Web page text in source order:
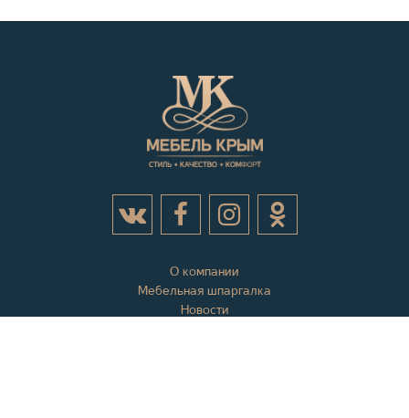
О компании
Мебельная шпаргалка
Новости